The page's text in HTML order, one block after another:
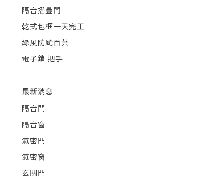
隔音摺疊門
乾式包框一天完工
綠風防颱百葉
電子鎖.把手
最新消息
隔音門
隔音窗
氣密門
氣密窗
玄關門